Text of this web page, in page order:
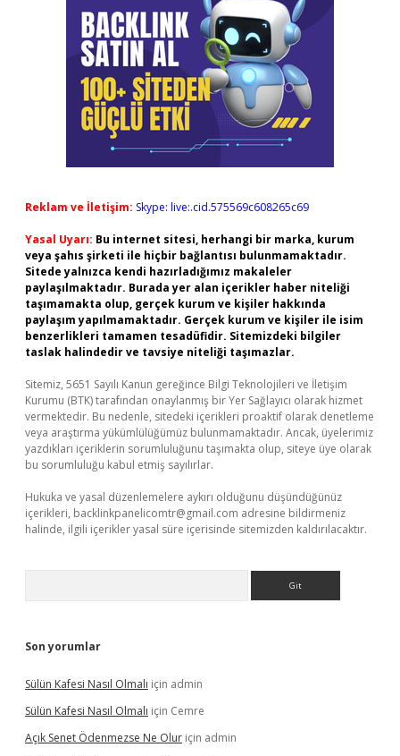
Reklam ve İletişim: Skype: live:.cid.575569c608265c69
Yasal Uyarı: Bu internet sitesi, herhangi bir marka, kurum
veya şahıs şirketi ile hiçbir bağlantısı bulunmamaktadır.
Sitede yalnızca kendi hazırladığımız makaleler
paylaşılmaktadır. Burada yer alan içerikler haber niteliği
taşımamakta olup, gerçek kurum ve kişiler hakkında
paylaşım yapılmamaktadır. Gerçek kurum ve kişiler ile isim
benzerlikleri tamamen tesadüfidir. Sitemizdeki bilgiler
taslak halindedir ve tavsiye niteliği taşımazlar.
Sitemiz, 5651 Sayılı Kanun gereğince Bilgi Teknolojileri ve İletişim
Kurumu (BTK) tarafından onaylanmış bir Yer Sağlayıcı olarak hizmet
vermektedir. Bu nedenle, sitedeki içerikleri proaktif olarak denetleme
veya araştırma yükümlülüğümüz bulunmamaktadır. Ancak, üyelerimiz
yazdıkları içeriklerin sorumluluğunu taşımakta olup, siteye üye olarak
bu sorumluluğu kabul etmiş sayılırlar.
Hukuka ve yasal düzenlemelere aykırı olduğunu düşündüğünüz
içerikleri, backlinkpanelicomtr@gmail.com adresine bildirmeniz
halinde, ilgili içerikler yasal süre içerisinde sitemizden kaldırılacaktır.
Son yorumlar
Sülün Kafesi Nasıl Olmalı için admin
Sülün Kafesi Nasıl Olmalı için Cemre
Açık Senet Ödenmezse Ne Olur için admin